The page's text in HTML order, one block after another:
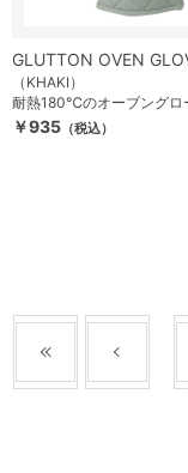
GLUTTON OVEN
（KHAKI）
耐熱180℃のオーブングロ
￥935 （税込）